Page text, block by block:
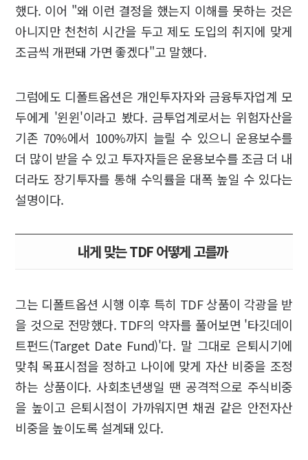
했다. 이어 "왜 이런 결정을 했는지 이해를 못하는 것은
아니지만 천천히 시간을 두고 제도 도입의 취지에 맞게
조금씩 개편돼 가면 좋겠다"고 말했다.
그럼에도 디폴트옵션은 개인투자자와 금융투자업계 모
두에게 '윈윈'이라고 봤다. 금투업계로서는 위험자산을
기존 70%에서 100%까지 늘릴 수 있으니 운용보수를
더 많이 받을 수 있고 투자자들은 운용보수를 조금 더 내
더라도 장기투자를 통해 수익률을 대폭 높일 수 있다는
설명이다.
내게 맞는 TDF 어떻게 고를까
그는 디폴트옵션 시행 이후 특히 TDF 상품이 각광을 받
을 것으로 전망했다. TDF의 약자를 풀어보면 '타깃데이
트펀드(Target Date Fund)'다. 말 그대로 은퇴시기에
맞춰 목표시점을 정하고 나이에 맞게 자산 비중을 조정
하는 상품이다. 사회초년생일 땐 공격적으로 주식비중
을 높이고 은퇴시점이 가까워지면 채권 같은 안전자산
비중을 높이도록 설계돼 있다.